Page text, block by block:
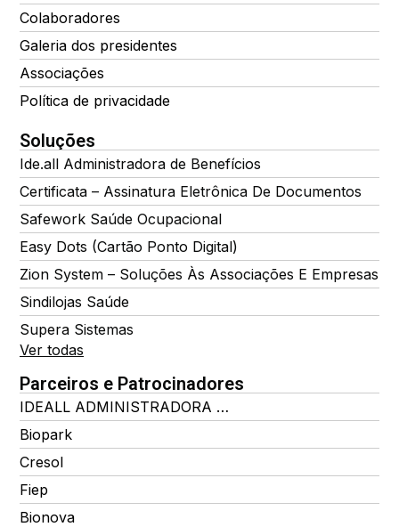
Colaboradores
Galeria dos presidentes
Associações
Política de privacidade
Soluções
Ide.all Administradora de Benefícios
Certificata – Assinatura Eletrônica De Documentos
Safework Saúde Ocupacional
Easy Dots (Cartão Ponto Digital)
Zion System – Soluções Às Associações E Empresas
Sindilojas Saúde
Supera Sistemas
Ver todas
Parceiros e Patrocinadores
IDEALL ADMINISTRADORA DE BENEFÍCIOS
Biopark
Cresol
Fiep
Bionova